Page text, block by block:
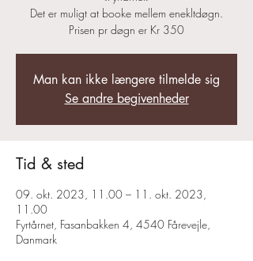
Det er muligt at booke mellem enekltdøgn.
Prisen pr døgn er Kr 350
Man kan ikke længere tilmelde sig
Se andre begivenheder
Tid & sted
09. okt. 2023, 11.00 – 11. okt. 2023,
11.00
Fyrtårnet, Fasanbakken 4, 4540 Fårevejle,
Danmark